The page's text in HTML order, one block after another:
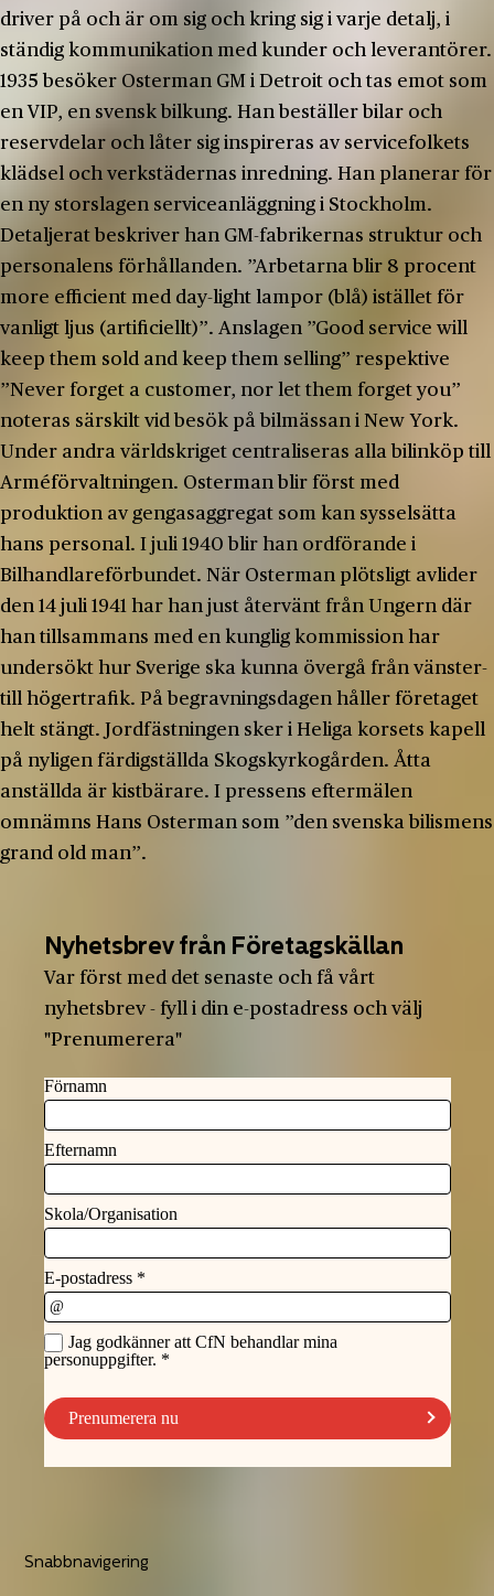
driver på och är om sig och kring sig i varje detalj, i
ständig kommunikation med kunder och leverantörer.
1935 besöker Osterman GM i Detroit och tas emot som
en VIP, en svensk bilkung. Han beställer bilar och
reservdelar och låter sig inspireras av servicefolkets
klädsel och verkstädernas inredning. Han planerar för
en ny storslagen serviceanläggning i Stockholm.
Detaljerat beskriver han GM-fabrikernas struktur och
personalens förhållanden. ”Arbetarna blir 8 procent
more efficient med day-light lampor (blå) istället för
vanligt ljus (artificiellt)”. Anslagen ”Good service will
keep them sold and keep them selling” respektive
”Never forget a customer, nor let them forget you”
noteras särskilt vid besök på bilmässan i New York.
Under andra världskriget centraliseras alla bilinköp till
Arméförvaltningen. Osterman blir först med
produktion av gengasaggregat som kan sysselsätta
hans personal. I juli 1940 blir han ordförande i
Bilhandlareförbundet. När Osterman plötsligt avlider
den 14 juli 1941 har han just återvänt från Ungern där
han tillsammans med en kunglig kommission har
undersökt hur Sverige ska kunna övergå från vänster-
till högertrafik. På begravningsdagen håller företaget
helt stängt. Jordfästningen sker i Heliga korsets kapell
på nyligen färdigställda Skogskyrkogården. Åtta
anställda är kistbärare. I pressens eftermälen
omnämns Hans Osterman som ”den svenska bilismens
grand old man”.
Nyhetsbrev från Företagskällan
Var först med det senaste och få vårt
nyhetsbrev - fyll i din e-postadress och välj
"Prenumerera"
Snabbnavigering